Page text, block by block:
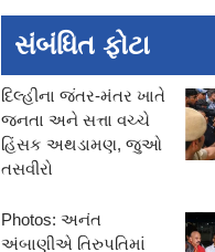
સંબંધિત ફોટા
દિલ્હીના જંતર-મંતર ખાતે
જનતા અને સત્તા વચ્ચે
હિંસક અથડામણ, જુઓ
તસવીરો
Photos: અનંત
અંબાણીએ તિરુપતિમાં